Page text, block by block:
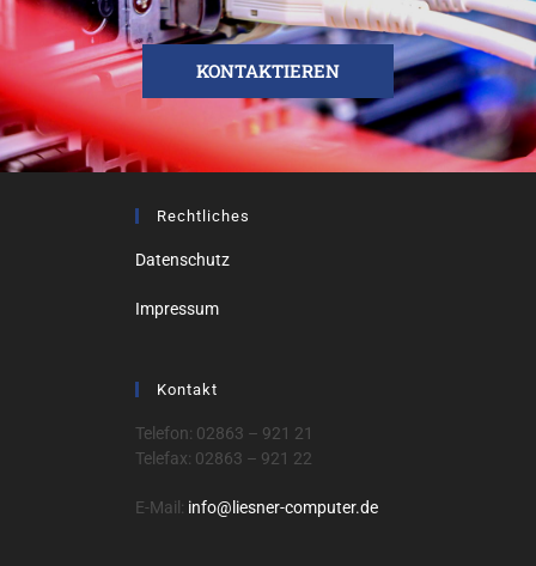
KONTAKTIEREN
Rechtliches
Datenschutz
Impressum
Kontakt
Telefon: 02863 – 921 21
Telefax: 02863 – 921 22
E-Mail: info@liesner-computer.de